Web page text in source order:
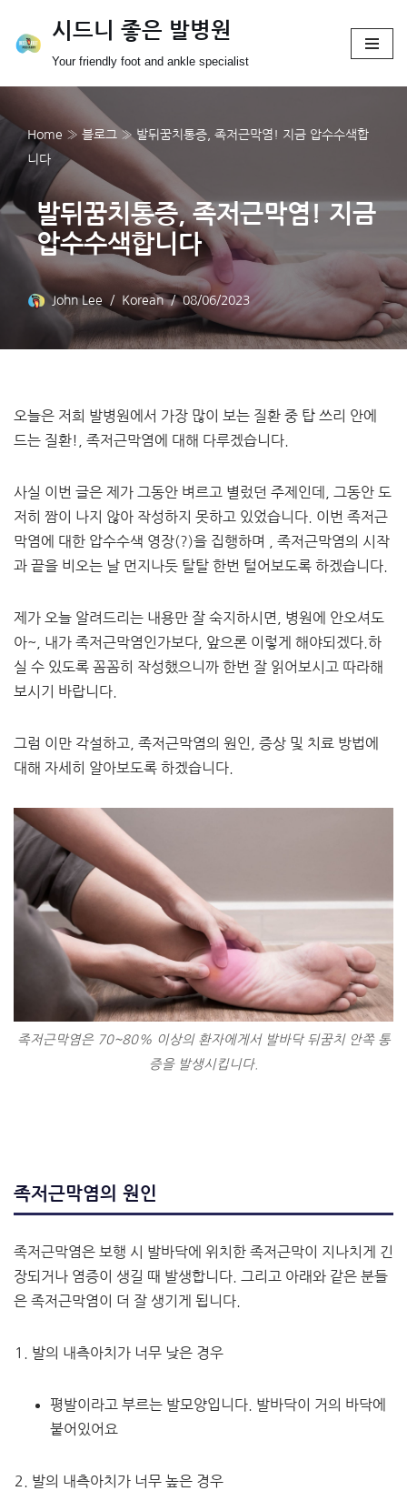
Skip
시드니 좋은 발병원
Your friendly foot and ankle specialist
Home » 블로그 » 발뒤꿈치통증, 족저근막염! 지금 압수수색합
니다
발뒤꿈치통증, 족저근막염! 지금
압수수색합니다
John Lee Korean 08/06/2023
오늘은 저희 발병원에서 가장 많이 보는 질환 중 탑 쓰리 안에
드는 질환!, 족저근막염에 대해 다루겠습니다.
​사실 이번 글은 제가 그동안 벼르고 별렀던 주제인데, 그동안 도
저히 짬이 나지 않아 작성하지 못하고 있었습니다. 이번 족저근
막염에 대한 압수수색 영장(?)을 집행하며 , 족저근막염의 시작
과 끝을 비오는 날 먼지나듯 탈탈 한번 털어보도록 하겠습니다.
제가 오늘 알려드리는 내용만 잘 숙지하시면, 병원에 안오셔도
아~, 내가 족저근막염인가보다, 앞으론 이렇게 해야되겠다.하
실 수 있도록 꼼꼼히 작성했으니까 한번 잘 읽어보시고 따라해
보시기 바랍니다.
그럼 이만 각설하고, 족저근막염의 원인, 증상 및 치료 방법에
대해 자세히 알아보도록 하겠습니다.
족저근막염은 70~80% 이상의 환자에게서 발바닥 뒤꿈치 안쪽 통
증을 발생시킵니다.
족저근막염의 원인
족저근막염은 보행 시 발바닥에 위치한 족저근막이 지나치게 긴
장되거나 염증이 생길 때 발생합니다. 그리고 아래와 같은 분들
은 족저근막염이 더 잘 생기게 됩니다.
발의 내측아치가 너무 낮은 경우
평발이라고 부르는 발모양입니다. 발바닥이 거의 바닥에
붙어있어요
발의 내측아치가 너무 높은 경우